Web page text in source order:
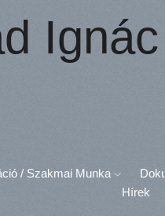
/ Szakmai Munka
Hírek